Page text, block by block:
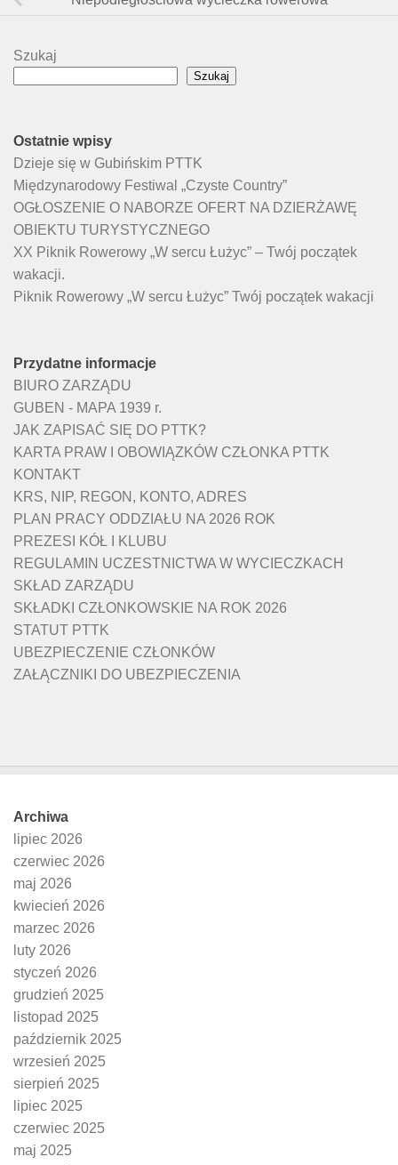
Szukaj
Szukaj
Ostatnie wpisy
Dzieje się w Gubińskim PTTK
Międzynarodowy Festiwal „Czyste Country”
OGŁOSZENIE O NABORZE OFERT NA DZIERŻAWĘ
OBIEKTU TURYSTYCZNEGO
XX Piknik Rowerowy „W sercu Łużyc” – Twój początek
wakacji.
Piknik Rowerowy „W sercu Łużyc” Twój początek wakacji
Przydatne informacje
BIURO ZARZĄDU
GUBEN - MAPA 1939 r.
JAK ZAPISAĆ SIĘ DO PTTK?
KARTA PRAW I OBOWIĄZKÓW CZŁONKA PTTK
KONTAKT
KRS, NIP, REGON, KONTO, ADRES
PLAN PRACY ODDZIAŁU NA 2026 ROK
PREZESI KÓŁ I KLUBU
REGULAMIN UCZESTNICTWA W WYCIECZKACH
SKŁAD ZARZĄDU
SKŁADKI CZŁONKOWSKIE NA ROK 2026
STATUT PTTK
UBEZPIECZENIE CZŁONKÓW
ZAŁĄCZNIKI DO UBEZPIECZENIA
Archiwa
lipiec 2026
czerwiec 2026
maj 2026
kwiecień 2026
marzec 2026
luty 2026
styczeń 2026
grudzień 2025
listopad 2025
październik 2025
wrzesień 2025
sierpień 2025
lipiec 2025
czerwiec 2025
maj 2025